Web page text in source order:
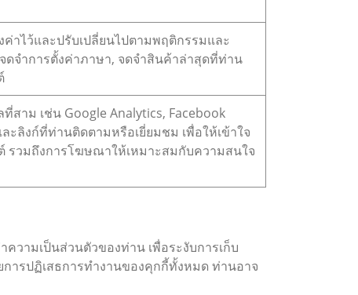
าไว้และปรับเปลี่ยนไปตามพฤติกรรมและ
ดจำการตั้งค่าภาษา, จดจำสินค้าล่าสุดที่ท่าน
สาม เช่น Google Analytics, Facebook
ละลิงก์ที่ท่านติดตามหรือเยี่ยมชม เพื่อให้เข้าใจ
รวมถึงการโฆษณาให้เหมาะสมกับความสนใจ
วามเป็นส่วนตัวของท่าน เพื่อระงับการเก็บ
ารปฏิเสธการทำงานของคุกกี้ทั้งหมด ท่านอาจ